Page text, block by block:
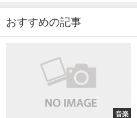
おすすめの記事
音楽